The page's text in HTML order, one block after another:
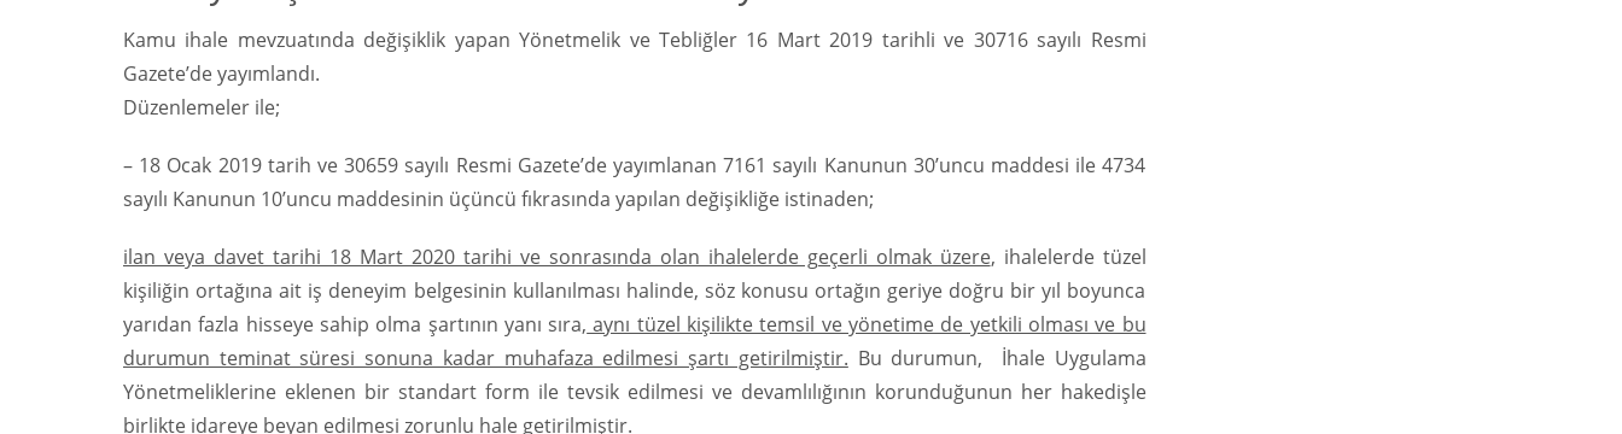
Kamu ihale mevzuatında değişiklik yapan Yönetmelik ve Tebliğler 16 Mart 2019 tarihli ve 30716 sayılı Resmi
Gazete’de yayımlandı.
Düzenlemeler ile;
– 18 Ocak 2019 tarih ve 30659 sayılı Resmi Gazete’de yayımlanan 7161 sayılı Kanunun 30’uncu maddesi ile 4734
sayılı Kanunun 10’uncu maddesinin üçüncü fıkrasında yapılan değişikliğe istinaden;
ilan veya davet tarihi 18 Mart 2020 tarihi ve sonrasında olan ihalelerde geçerli olmak üzere, ihalelerde tüzel
kişiliğin ortağına ait iş deneyim belgesinin kullanılması halinde, söz konusu ortağın geriye doğru bir yıl boyunca
yarıdan fazla hisseye sahip olma şartının yanı sıra, aynı tüzel kişilikte temsil ve yönetime de yetkili olması ve bu
durumun teminat süresi sonuna kadar muhafaza edilmesi şartı getirilmiştir. Bu durumun, İhale Uygulama
Yönetmeliklerine eklenen bir standart form ile tevsik edilmesi ve devamlılığının korunduğunun her hakedişle
birlikte idareye beyan edilmesi zorunlu hale getirilmiştir.